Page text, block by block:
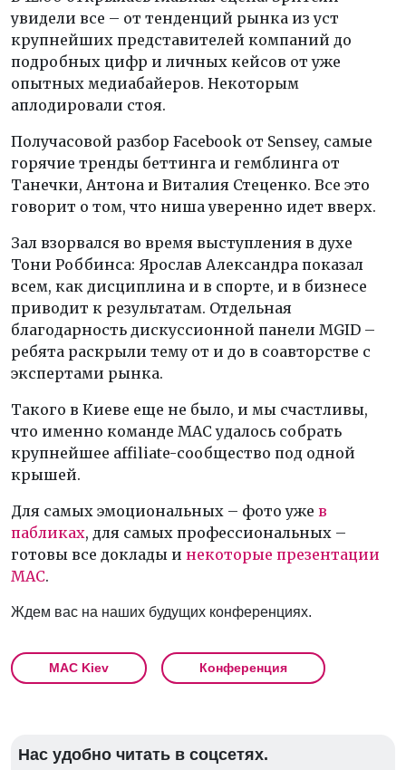
увидели все – от тенденций рынка из уст
крупнейших представителей компаний до
подробных цифр и личных кейсов от уже
опытных медиабайеров. Некоторым
аплодировали стоя.
Получасовой разбор Facebook от Sensey, самые
горячие тренды беттинга и гемблинга от
Танечки, Антона и Виталия Стеценко. Все это
говорит о том, что ниша уверенно идет вверх.
Зал взорвался во время выступления в духе
Тони Роббинса: Ярослав Александра показал
всем, как дисциплина и в спорте, и в бизнесе
приводит к результатам. Отдельная
благодарность дискуссионной панели MGID –
ребята раскрыли тему от и до в соавторстве с
экспертами рынка.
Такого в Киеве еще не было, и мы счастливы,
что именно команде МАС удалось собрать
крупнейшее affiliate-сообщество под одной
крышей.
Для самых эмоциональных – фото уже в
пабликах, для самых профессиональных –
готовы все доклады и некоторые презентации
МАС.
Ждем вас на наших будущих конференциях.
MAC Kiev Конференция
Нас удобно читать в соцсетях.